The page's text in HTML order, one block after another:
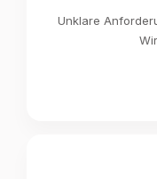
Unklare